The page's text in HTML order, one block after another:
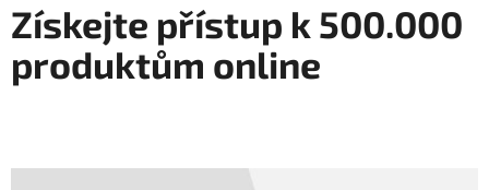
Získejte přístup k 500.000
produktům online